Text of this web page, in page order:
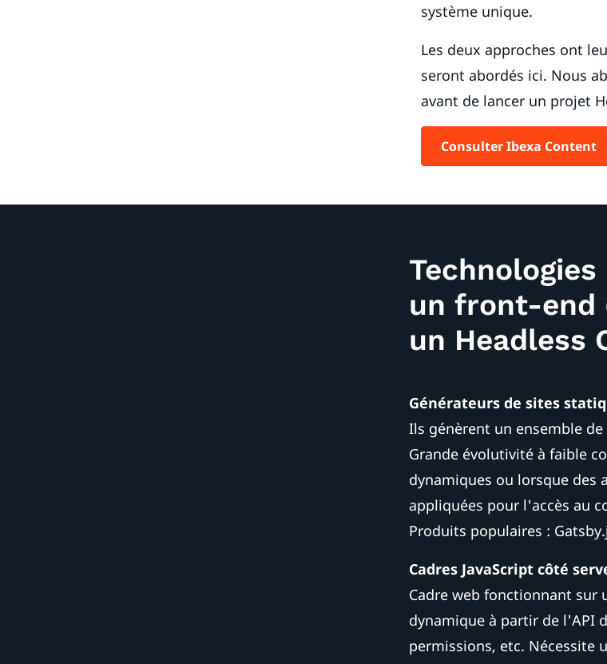
système unique.
Les deux approches ont
seront abordés ici. Nous
avant de lancer un projet
Consulter Ibexa Content
un front-end
un Headless
Générateurs de sites
Ils génèrent un ensemble
Grande évolutivité à faible
dynamiques ou lorsque
appliquées pour l'accès au
Produits populaires :
Cadres JavaScript côté
Cadre web fonctionnant sur
dynamique à partir de l'API
permissions, etc. Nécessite